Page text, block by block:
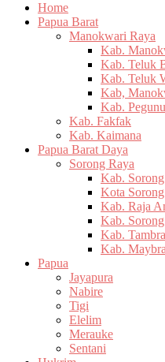
Home
Papua Barat
Manokwari Raya
Kab.
Kab. Teluk
Kab. Teluk
Kab,
Kab.
Kab. Fakfak
Kab. Kaimana
Papua Barat Daya
Sorong Raya
Kab. Sorong
Kota Sorong
Kab. Raja
Kab.
Kab.
Kab.
Papua
Jayapura
Nabire
Tigi
Elelim
Merauke
Sentani